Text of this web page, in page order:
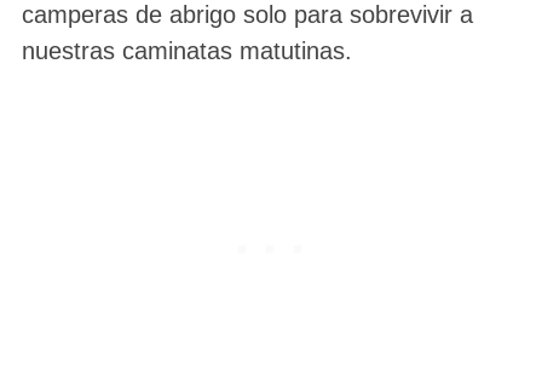
camperas de abrigo solo para sobrevivir a
nuestras caminatas matutinas.